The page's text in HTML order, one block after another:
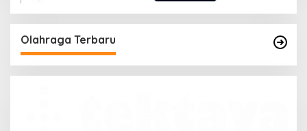
Olahraga Terbaru